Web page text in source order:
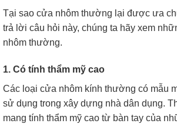
Tại sao cửa nhôm thường lại được ưa
trả lời câu hỏi này, chúng ta hãy xem
nhôm thường.
1. Có tính thẩm mỹ cao
Các loại cửa nhôm kính thường có mẫu
sử dụng trong xây dựng nhà dân dụng.
mang tính thẩm mỹ cao từ bàn tay của